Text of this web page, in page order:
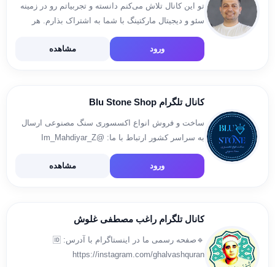
تو این کانال تلاش می‌کنم دانسته و تجربیاتم رو در زمینه
سئو و دیجیتال مارکتینگ با شما به اشتراک بذارم. هر
سوالی هم داشتید حتما می‌تونید بپرسید.
@karenahangari 🌐سایت یک دیجیتال مارکتر:
ورود مشاهده
کانال تلگرام Blu Stone Shop
ساخت و فروش انواع اکسسوری سنگ مصنوعی ارسال
به سراسر کشور ارتباط با ما: @Im_Mahdiyar_Z
اینستاگرام ما: https://Instagram.com/blu_stoneshop
گروه اعتماد: @blu_etemad
ورود مشاهده
کانال تلگرام راغب مصطفی غلوش
🔹️صفحه رسمی ما در اینستاگرام با آدرس: 🆔
https://instagram.com/ghalvashquran